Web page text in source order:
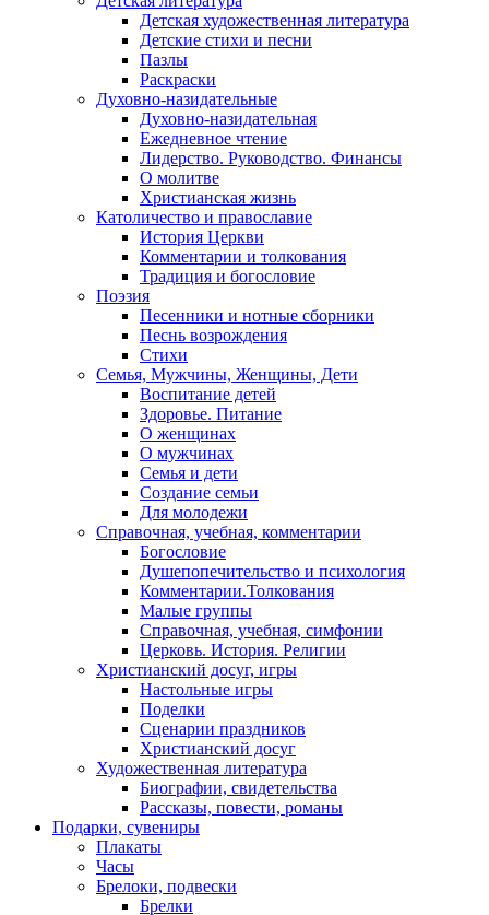
Детская художественная литература
Детские стихи и песни
Пазлы
Раскраски
Духовно-назидательные
Духовно-назидательная
Ежедневное чтение
Лидерство. Руководство. Финансы
О молитве
Христианская жизнь
Католичество и православие
История Церкви
Комментарии и толкования
Традиция и богословие
Поэзия
Песенники и нотные сборники
Песнь возрождения
Стихи
Семья, Мужчины, Женщины, Дети
Воспитание детей
Здоровье. Питание
О женщинах
О мужчинах
Семья и дети
Создание семьи
Для молодежи
Справочная, учебная, комментарии
Богословие
Душепопечительство и психология
Комментарии.Толкования
Малые группы
Справочная, учебная, симфонии
Церковь. История. Религии
Христианский досуг, игры
Настольные игры
Поделки
Сценарии праздников
Христианский досуг
Художественная литература
Биографии, свидетельства
Рассказы, повести, романы
Подарки, сувениры
Плакаты
Часы
Брелоки, подвески
Брелки